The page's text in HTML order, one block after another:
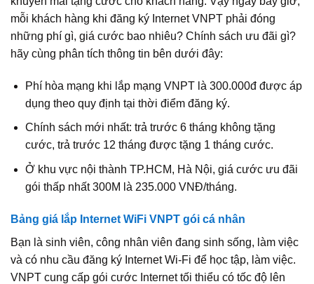
mỗi khách hàng khi đăng ký Internet VNPT phải đóng
những phí gì, giá cước bao nhiêu? Chính sách ưu đãi gì?
hãy cùng phân tích thông tin bên dưới đây:
Phí hòa mạng khi lắp mạng VNPT là 300.000đ được áp
dụng theo quy định tại thời điểm đăng ký.
Chính sách mới nhất: trả trước 6 tháng không tặng
cước, trả trước 12 tháng được tặng 1 tháng cước.
Ở khu vực nội thành TP.HCM, Hà Nội, giá cước ưu đãi
gói thấp nhất 300M là 235.000 VNĐ/tháng.
Bảng giá lắp Internet WiFi VNPT gói cá nhân
Bạn là sinh viên, công nhân viên đang sinh sống, làm việc
và có nhu cầu đăng ký Internet Wi‑Fi để học tập, làm việc.
VNPT cung cấp gói cước Internet tối thiểu có tốc độ lên